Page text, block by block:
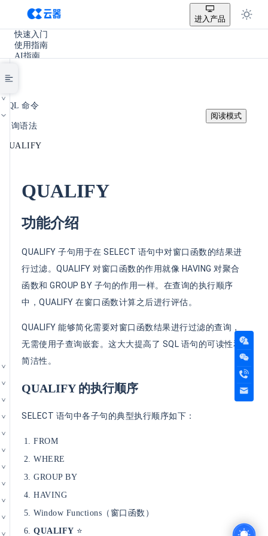
进入产品
快速入门
使用指南
AI指南
使用场景
产品更新
其它
/
SQL 命令
/
查询语法
QUALIFY
阅读模式
QUALIFY
功能介绍
QUALIFY 子句用于在 SELECT 语句中对窗口函数的结果进
行过滤。QUALIFY 对窗口函数的作用就像 HAVING 对聚合
函数和 GROUP BY 子句的作用一样。在查询的执行顺序
中，QUALIFY 在窗口函数计算之后进行评估。
QUALIFY 能够简化需要对窗口函数结果进行过滤的查询，
无需使用子查询嵌套。这大大提高了 SQL 语句的可读性和
简洁性。
QUALIFY 的执行顺序
SELECT 语句中各子句的典型执行顺序如下：
FROM
WHERE
GROUP BY
HAVING
Window Functions（窗口函数）
QUALIFY ⭐